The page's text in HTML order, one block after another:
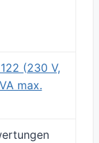
(230 V,
max.